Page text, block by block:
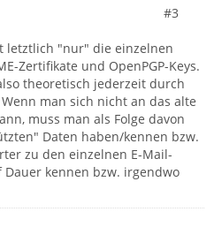
#3
letztlich "nur" die einzelnen
Zertifikate und OpenPGP-Keys.
theoretisch jederzeit durch
man sich nicht an das alte
muss man als Folge davon
Daten haben/kennen bzw.
zu den einzelnen E-Mail-
kennen bzw. irgendwo